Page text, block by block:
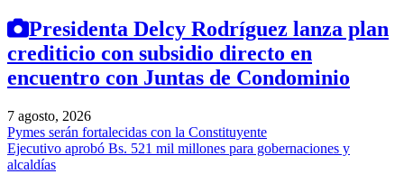
Presidenta Delcy Rodríguez lanza plan
crediticio con subsidio directo en
encuentro con Juntas de Condominio
7 agosto, 2026
Pymes serán fortalecidas con la Constituyente
Ejecutivo aprobó Bs. 521 mil millones para gobernaciones y
alcaldías